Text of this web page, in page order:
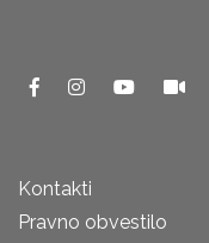
Kontakti
Pravno obvestilo